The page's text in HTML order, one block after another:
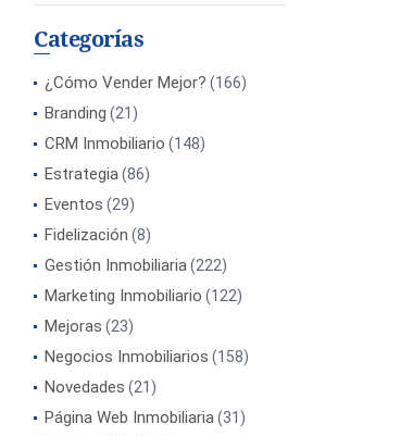
Categorías
¿Cómo Vender Mejor? (166)
Branding (21)
CRM Inmobiliario (148)
Estrategia(86)
Eventos (29)
Fidelización (8)
Gestión Inmobiliaria(222)
Marketing Inmobiliario (122)
Mejoras (23)
Negocios Inmobiliarios (158)
Novedades (21)
Página Web Inmobiliaria(31)